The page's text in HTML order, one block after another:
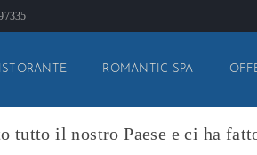
ROMANTIC SPA
tutto il nostro Paese e ci ha